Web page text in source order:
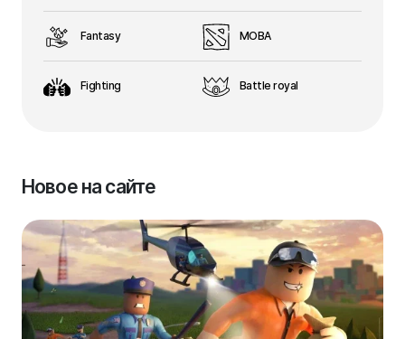
Fantasy
Fighting
MOBA
Battle royal
Новое на сайте